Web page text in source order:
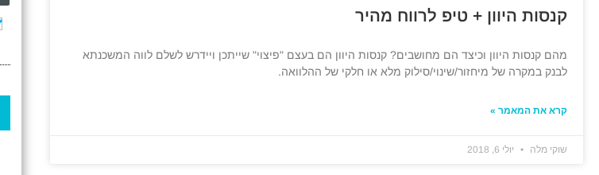
קנסות היוון + טיפ לרווח מהיר
מהם קנסות היוון וכיצד הם מחושבים? קנסות היוון הם בעצם "פיצוי" שייתכן ויידרש לשלם לווה המשכנתא
לבנק במקרה של מיחזור/שינוי/סילוק מלא או חלקי של ההלוואה.
קרא את המאמר »
שוקי מלה יולי 6, 2018